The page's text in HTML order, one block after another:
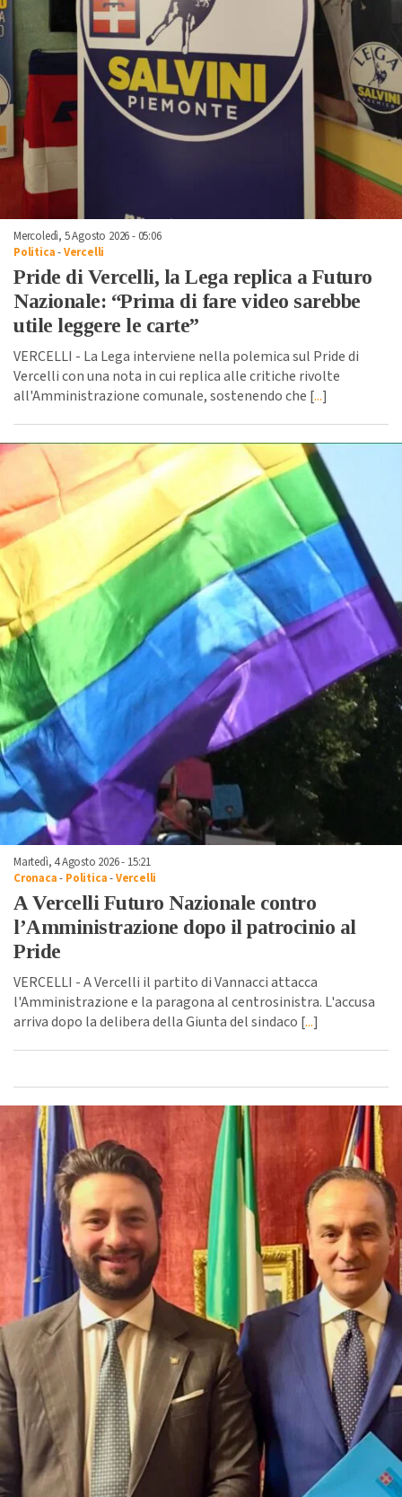
Mercoledì, 5 Agosto 2026 - 05:06
Politica-Vercelli
Pride di Vercelli, la Lega replica a Futuro
Nazionale: “Prima di fare video sarebbe
utile leggere le carte”
VERCELLI - La Lega interviene nella polemica sul Pride di
Vercelli con una nota in cui replica alle critiche rivolte
all'Amministrazione comunale, sostenendo che [...]
Martedì, 4 Agosto 2026 - 15:21
Cronaca- Politica-Vercelli
A Vercelli Futuro Nazionale contro
l’Amministrazione dopo il patrocinio al
Pride
VERCELLI - A Vercelli il partito di Vannacci attacca
l'Amministrazione e la paragona al centrosinistra. L'accusa
arriva dopo la delibera della Giunta del sindaco [...]